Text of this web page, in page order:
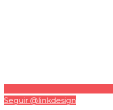
Seguir @linkdesign